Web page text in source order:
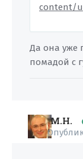
content/
Да она уже
помадой с
M.H.